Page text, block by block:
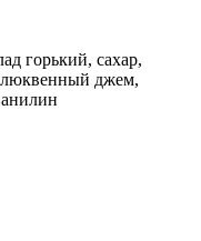
горький, сахар,
джем,